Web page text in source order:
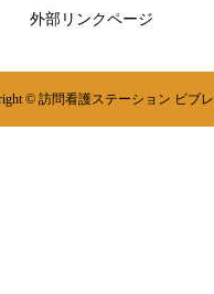
外部リンクページ
© 訪問看護ステーション ビブレ